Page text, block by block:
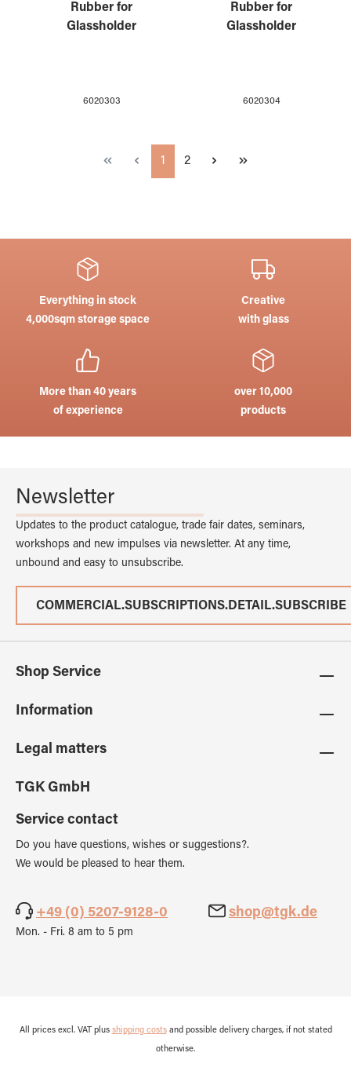
Rubber for
Glassholder
6020303
Rubber for
Glassholder
6020304
Page
1 Page
2
Everything in stock
4,000sqm storage space
Creative
with glass
More than 40 years
of experience
over 10,000
products
Newsletter
Updates to the product catalogue, trade fair dates, seminars,
workshops and new impulses via newsletter. At any time,
unbound and easy to unsubscribe.
COMMERCIAL.SUBSCRIPTIONS.DETAIL.SUBSCRIBE
Shop Service
Information
Legal matters
TGK GmbH
Service contact
Do you have questions, wishes or suggestions?.
We would be pleased to hear them.
+49 (0) 5207-9128-0 shop@tgk.de
Mon. - Fri. 8 am to 5 pm
All prices excl. VAT plus shipping costsand possible delivery charges, if not stated
otherwise.